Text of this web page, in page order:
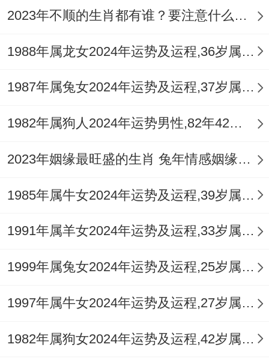
夜，为身体储存足够的「水」来平衡过旺的
不同年份乙巳蛇人运程细分
1965年乙巳蛇（虚岁62）：此年命主正行晚
年大运。流年「伤官」虽主变动，但结合年
划、兴趣培养或为子女孙辈操持喜事，那财
康上定期检查肝胆功能是关键。
1977年丁巳蛇（虚岁50）：正值人生巅峰
期。此年「伤官生财」之力最强，事业上可
的应象也最明显，合作务必法律手续齐全，
2023年不顺的生肖都有谁？要注意什么呢？
1988年属龙女2024年运势及运程,36岁属龙人2024全年每月运势女性如何
1987年属兔女2024年运势及运程,37岁属兔人2024全年每月运势女性如何
1982年属狗人2024年运势男性,82年42岁属狗男2024年每月运程怎么样
2023年姻缘最旺盛的生肖 兔年情感姻缘运比较旺的属相
1985年属牛女2024年运势及运程,39岁属牛人2024全年每月运势女性如何
1991年属羊女2024年运势及运程,33岁属羊人2024全年每月运势女性如何
1999年属兔女2024年运势及运程,25岁属兔人2024全年每月运势女性如何
1997年属牛女2024年运势及运程,27岁属牛人2024全年每月运势女性如何
1982年属狗女2024年运势及运程,42岁属狗人2024全年每月运势女性如何